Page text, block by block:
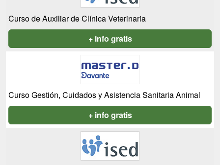
Curso de Auxiliar de Clínica Veterinaria
+ info gratis
Curso Gestión, Cuidados y Asistencia Sanitaria Animal
+ info gratis